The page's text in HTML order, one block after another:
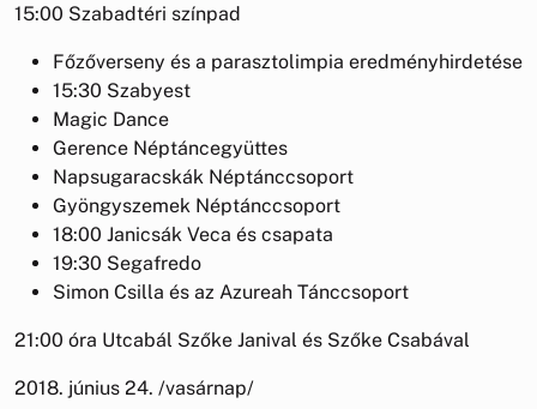
15:00 Szabadtéri színpad
Főzőverseny és a parasztolimpia eredményhirdetése
15:30 Szabyest
Magic Dance
Gerence Néptáncegyüttes
Napsugaracskák Néptánccsoport
Gyöngyszemek Néptánccsoport
18:00 Janicsák Veca és csapata
19:30 Segafredo
Simon Csilla és az Azureah Tánccsoport
21:00 óra Utcabál Szőke Janival és Szőke Csabával
2018. június 24. /vasárnap/